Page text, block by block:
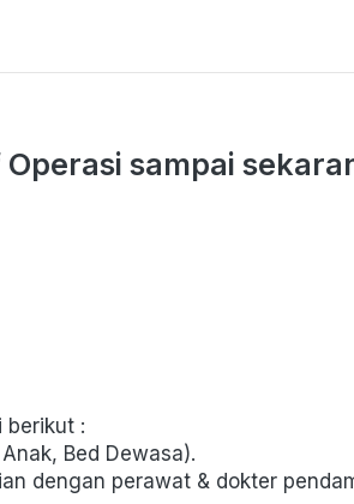
sampai
berikut :
Bed Dewasa).
dengan perawat & dokter